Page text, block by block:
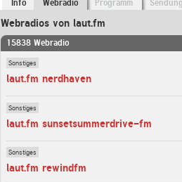
Info Webradio Programm
Webradios von laut.fm
15838 Webradio
Sonstiges
laut.fm nerdhaven
Sonstiges
laut.fm sunsetsummerdrive-fm
Sonstiges
laut.fm rewindfm